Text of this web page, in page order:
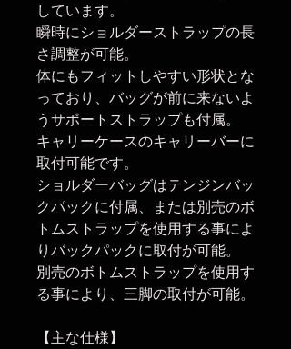
しています。
瞬時にショルダーストラップの長
さ調整が可能。
体にもフィットしやすい形状とな
っており、バッグが前に来ないよ
うサポートストラップも付属。
キャリーケースのキャリーバーに
取付可能です。
ショルダーバッグはテンジンバッ
クパックに付属、または別売のボ
トムストラップを使用する事によ
りバックパックに取付が可能。
別売のボトムストラップを使用す
る事により、三脚の取付が可能。
【主な仕様】